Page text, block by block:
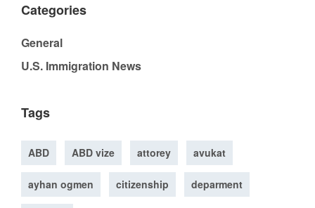
Categories
General
U.S. Immigration News
Tags
ABD ABD vize attorey avukat
ayhan ogmen citizenship deparment